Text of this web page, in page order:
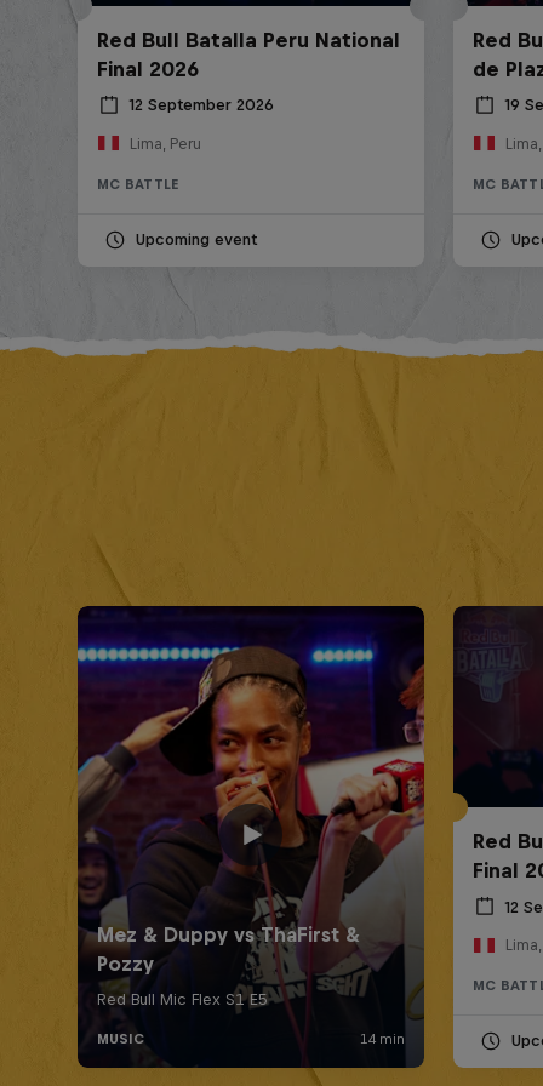
Red Bull Batalla Peru National
Final 2026
12 September 2026
Lima, Peru
MC BATTLE
Upcoming event
Red
de
19
MC
Red
Final
12
MC